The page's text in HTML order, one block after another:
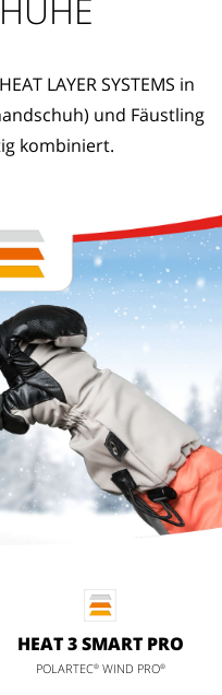
LAYER SYSTEMS in
und Fäustling
kombiniert.
HEAT 3 SMART PRO
POLARTEC®WIND PRO®